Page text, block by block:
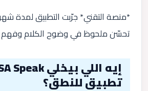
*منصة التقني* جرّبت التطبيق لمدة
تحسّن ملحوظ في وضوح الكلام وفهم
تطبيق للنطق؟